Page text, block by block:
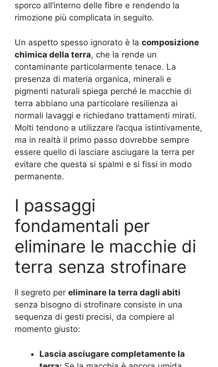
sporco all’interno delle fibre e rendendo la
rimozione più complicata in seguito.
Un aspetto spesso ignorato è la composizione
chimica della terra, che la rende un
contaminante particolarmente tenace. La
presenza di materia organica, minerali e
pigmenti naturali spiega perché le macchie di
terra abbiano una particolare resilienza ai
normali lavaggi e richiedano trattamenti mirati.
Molti tendono a utilizzare l’acqua istintivamente,
ma in realtà il primo passo dovrebbe sempre
essere quello di lasciare asciugare la terra per
evitare che questa si spalmi e si fissi in modo
permanente.
I passaggi
fondamentali per
eliminare le macchie di
terra senza strofinare
Il segreto per eliminare la terra dagli abiti
senza bisogno di strofinare consiste in una
sequenza di gesti precisi, da compiere al
momento giusto:
Lascia asciugare completamente la